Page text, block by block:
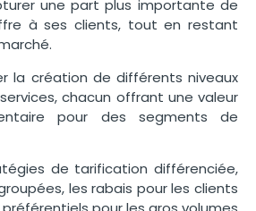
une part plus importante de
à ses clients, tout en restant
la création de différents niveaux
chacun offrant une valeur
pour des segments de
de tarification différenciée,
les rabais pour les clients